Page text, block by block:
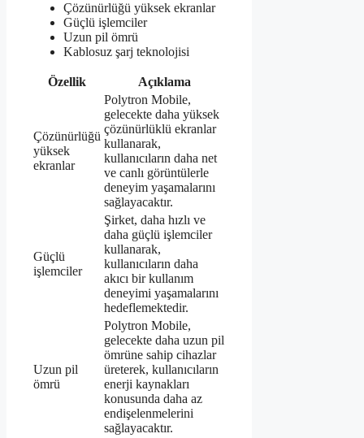
Çözünürlüğü yüksek ekranlar
Güçlü işlemciler
Uzun pil ömrü
Kablosuz şarj teknolojisi
Özellik Açıklama
Çözünürlüğü
yüksek
ekranlar
Polytron Mobile,
gelecekte daha yüksek
çözünürlüklü ekranlar
kullanarak,
kullanıcıların daha net
ve canlı görüntülerle
deneyim yaşamalarını
sağlayacaktır.
Güçlü
işlemciler
Şirket, daha hızlı ve
daha güçlü işlemciler
kullanarak,
kullanıcıların daha
akıcı bir kullanım
deneyimi yaşamalarını
hedeflemektedir.
Uzun pil
ömrü
Polytron Mobile,
gelecekte daha uzun pil
ömrüne sahip cihazlar
üreterek, kullanıcıların
enerji kaynakları
konusunda daha az
endişelenmelerini
sağlayacaktır.